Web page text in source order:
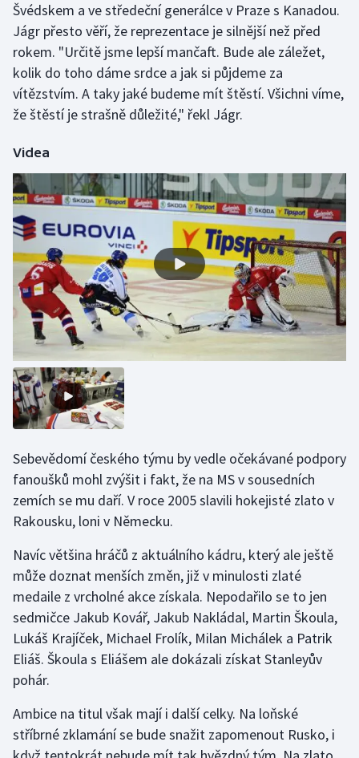
Motorsport
Olympijské hry
Parasport
Plážový volejbal
Ragby
Rychlobruslení
Rychlostní kanoistika
Short track
Sportovní střelba
Stolní tenis
Triatlon
Veslování
Vodní slalom
Volejbal
Ostatní
Švédskem a ve středeční generálce v Praze s Kanadou.
Jágr přesto věří, že reprezentace je silnější než před
rokem. "Určitě jsme lepší mančaft. Bude ale záležet,
kolik do toho dáme srdce a jak si půjdeme za
vítězstvím. A taky jaké budeme mít štěstí. Všichni víme,
že štěstí je strašně důležité," řekl Jágr.
Videa
Sebevědomí českého týmu by vedle očekávané podpory
fanoušků mohl zvýšit i fakt, že na MS v sousedních
zemích se mu daří. V roce 2005 slavili hokejisté zlato v
Rakousku, loni v Německu.
Navíc většina hráčů z aktuálního kádru, který ale ještě
může doznat menších změn, již v minulosti zlaté
medaile z vrcholné akce získala. Nepodařilo se to jen
sedmičce Jakub Kovář, Jakub Nakládal, Martin Škoula,
Lukáš Krajíček, Michael Frolík, Milan Michálek a Patrik
Eliáš. Škoula s Eliášem ale dokázali získat Stanleyův
pohár.
Ambice na titul však mají i další celky. Na loňské
stříbrné zklamání se bude snažit zapomenout Rusko, i